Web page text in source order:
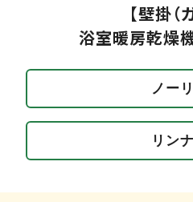
【壁掛（
浴室暖房乾燥
ノー
リン